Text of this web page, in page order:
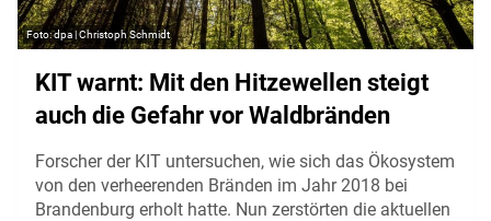
dpa | Christoph Schmidt
KIT warnt: Mit den Hitzewellen steigt
auch die Gefahr vor Waldbränden
Forscher der KIT untersuchen, wie sich das Ökosystem
von den verheerenden Bränden im Jahr 2018 bei
Brandenburg erholt hatte. Nun zerstörten die aktuellen